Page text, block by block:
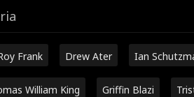
Frank Drew Ater Ian
William King Griffin Blazi